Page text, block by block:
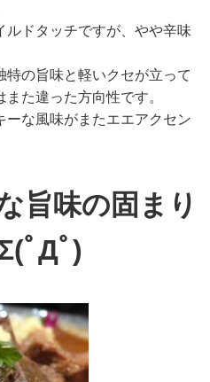
ルドタッチですが、やや辛味
の旨味と軽いクセが立って
また違った方向性です。
ーな風味がまたエエアクセン
旨味の固まり
ﾟДﾟ)